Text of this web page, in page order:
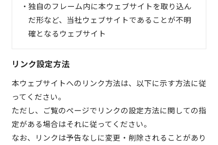
独自のフレーム内に本ウェブサイトを取り込ん
だ形など、当社ウェブサイトであることが不明
確となるウェブサイト
リンク設定方法
本ウェブサイトへのリンク方法は、以下に示す方法に従
ってください。
ただし、ご覧のページでリンクの設定方法に関しての指
定がある場合はそれに従ってください。
なお、リンクは予告なしに変更・削除されることがあり